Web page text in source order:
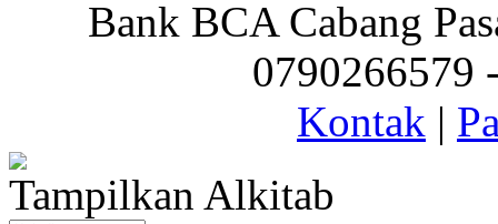
Bank BCA Cabang
0790266579
Kontak |
Tampilkan Alkitab